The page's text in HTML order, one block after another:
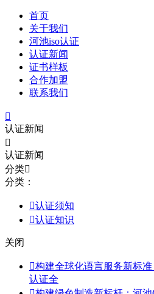
首页
关于我们
河池iso认证
认证新闻
证书样板
合作加盟
联系我们

认证新闻

认证新闻
分类
分类：
认证须知
认证知识
关闭
构建全球化语言服务新标
认证全